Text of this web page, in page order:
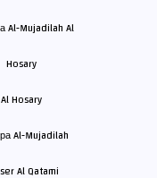
Al Hosary